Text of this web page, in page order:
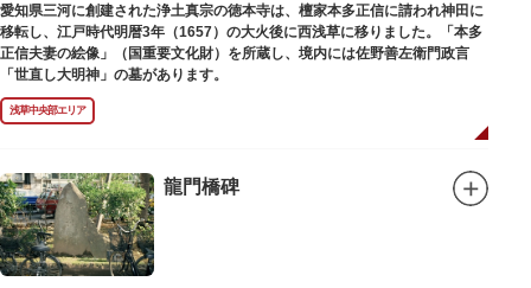
愛知県三河に創建された浄土真宗の徳本寺は、檀家本多正信に請われ神田に
移転し、江戸時代明暦3年（1657）の大火後に西浅草に移りました。「本多
正信夫妻の絵像」（国重要文化財）を所蔵し、境内には佐野善左衛門政言
「世直し大明神」の墓があります。
浅草中央部エリア
龍門橋碑